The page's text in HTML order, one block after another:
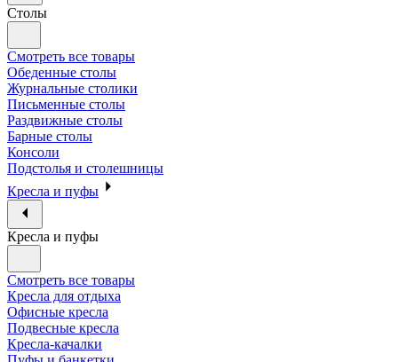
Столы
Смотреть все товары
Обеденные столы
Журнальные столики
Письменные столы
Раздвижные столы
Барные столы
Консоли
Подстолья и столешницы
Кресла и пуфы
Кресла и пуфы
Смотреть все товары
Кресла для отдыха
Офисные кресла
Подвесные кресла
Кресла-качалки